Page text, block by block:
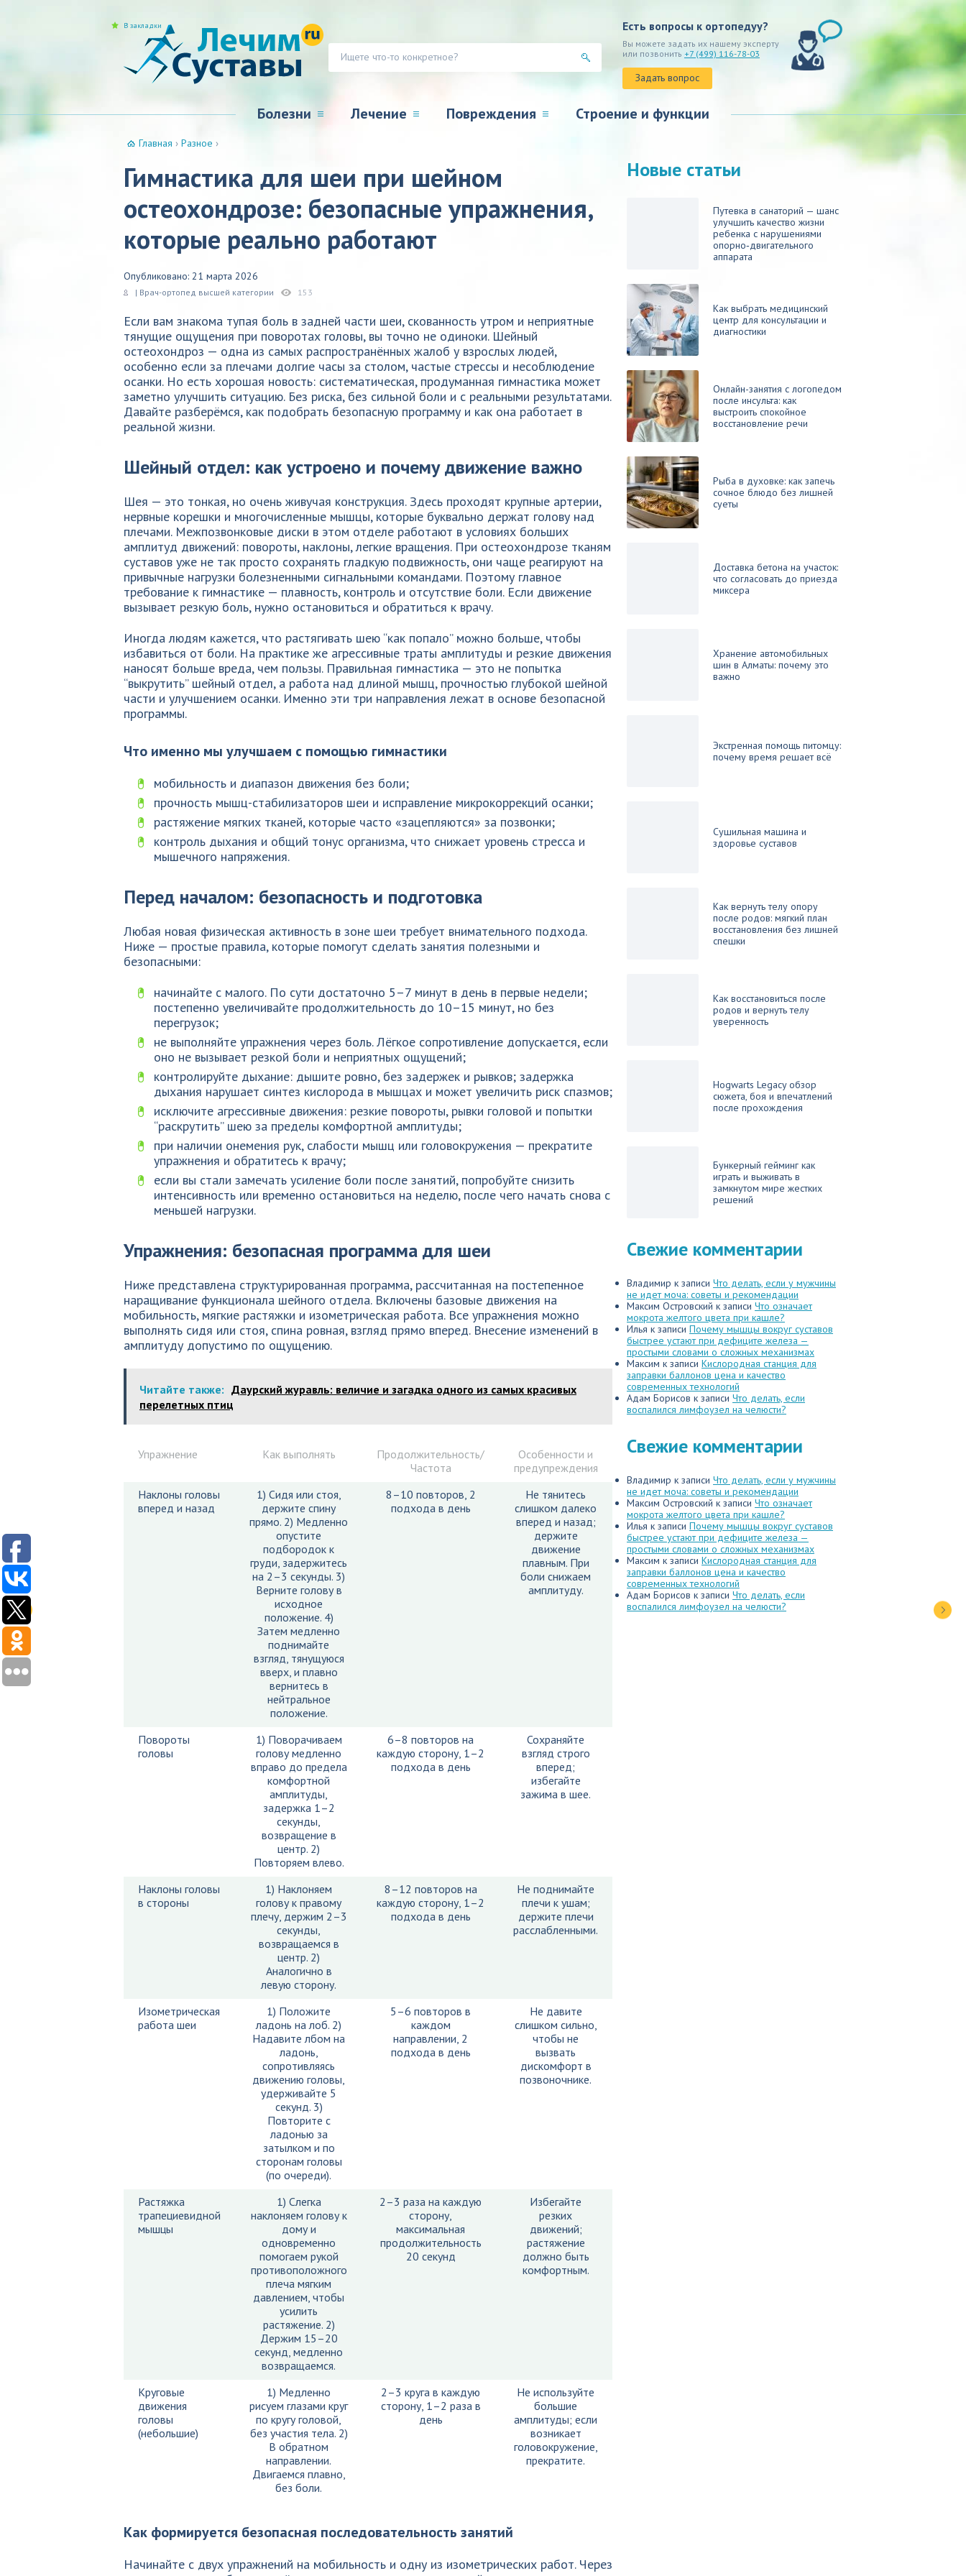
Есть вопросы к ортопедуу?
Вы можете задать их нашему эксперту
или позвонить +7 (499) 116-78-03
Задать вопрос
Болезни Лечение Повреждения Строение и функции
В закладки
Главная › Разное ›
Гимнастика для шеи при шейном
остеохондрозе: безопасные упражнения,
которые реально работают
Опубликовано: 21 марта 2026
| Врач-ортопед высшей категории 153
Если вам знакома тупая боль в задней части шеи, скованность утром и неприятные
тянущие ощущения при поворотах головы, вы точно не одиноки. Шейный
остеохондроз — одна из самых распространённых жалоб у взрослых людей,
особенно если за плечами долгие часы за столом, частые стрессы и несоблюдение
осанки. Но есть хорошая новость: систематическая, продуманная гимнастика может
заметно улучшить ситуацию. Без риска, без сильной боли и с реальными результатами.
Давайте разберёмся, как подобрать безопасную программу и как она работает в
реальной жизни.
Шейный отдел: как устроено и почему движение важно
Шея — это тонкая, но очень живучая конструкция. Здесь проходят крупные артерии,
нервные корешки и многочисленные мышцы, которые буквально держат голову над
плечами. Межпозвонковые диски в этом отделе работают в условиях больших
амплитуд движений: повороты, наклоны, легкие вращения. При остеохондрозе тканям
суставов уже не так просто сохранять гладкую подвижность, они чаще реагируют на
привычные нагрузки болезненными сигнальными командами. Поэтому главное
требование к гимнастике — плавность, контроль и отсутствие боли. Если движение
вызывает резкую боль, нужно остановиться и обратиться к врачу.
Иногда людям кажется, что растягивать шею “как попало” можно больше, чтобы
избавиться от боли. На практике же агрессивные траты амплитуды и резкие движения
наносят больше вреда, чем пользы. Правильная гимнастика — это не попытка
“выкрутить” шейный отдел, а работа над длиной мышц, прочностью глубокой шейной
части и улучшением осанки. Именно эти три направления лежат в основе безопасной
программы.
Что именно мы улучшаем с помощью гимнастики
мобильность и диапазон движения без боли;
прочность мышц-стабилизаторов шеи и исправление микрокоррекций осанки;
растяжение мягких тканей, которые часто «зацепляются» за позвонки;
контроль дыхания и общий тонус организма, что снижает уровень стресса и
мышечного напряжения.
Перед началом: безопасность и подготовка
Любая новая физическая активность в зоне шеи требует внимательного подхода.
Ниже — простые правила, которые помогут сделать занятия полезными и
безопасными:
начинайте с малого. По сути достаточно 5–7 минут в день в первые недели;
постепенно увеличивайте продолжительность до 10–15 минут, но без
перегрузок;
не выполняйте упражнения через боль. Лёгкое сопротивление допускается, если
оно не вызывает резкой боли и неприятных ощущений;
контролируйте дыхание: дышите ровно, без задержек и рывков; задержка
дыхания нарушает синтез кислорода в мышцах и может увеличить риск спазмов;
исключите агрессивные движения: резкие повороты, рывки головой и попытки
“раскрутить” шею за пределы комфортной амплитуды;
при наличии онемения рук, слабости мышц или головокружения — прекратите
упражнения и обратитесь к врачу;
если вы стали замечать усиление боли после занятий, попробуйте снизить
интенсивность или временно остановиться на неделю, после чего начать снова с
меньшей нагрузки.
Упражнения: безопасная программа для шеи
Ниже представлена структурированная программа, рассчитанная на постепенное
наращивание функционала шейного отдела. Включены базовые движения на
мобильность, мягкие растяжки и изометрическая работа. Все упражнения можно
выполнять сидя или стоя, спина ровная, взгляд прямо вперед. Внесение изменений в
амплитуду допустимо по ощущению.
Читайте также: Даурский журавль: величие и загадка одного из самых красивых
перелетных птиц
Упражнение Как выполнять
Продолжительность/
Частота
Особенности и
предупреждения
Наклоны головы
вперед и назад
1) Сидя или стоя,
держите спину
прямо. 2) Медленно
опустите
подбородок к
груди, задержитесь
на 2–3 секунды. 3)
Верните голову в
исходное
положение. 4)
Затем медленно
поднимайте
взгляд, тянущуюся
вверх, и плавно
вернитесь в
нейтральное
положение.
8–10 повторов, 2
подхода в день
Не тянитесь
слишком далеко
вперед и назад;
держите
движение
плавным. При
боли снижаем
амплитуду.
Повороты
головы
1) Поворачиваем
голову медленно
вправо до предела
комфортной
амплитуды,
задержка 1–2
секунды,
возвращение в
центр. 2)
Повторяем влево.
6–8 повторов на
каждую сторону, 1–2
подхода в день
Сохраняйте
взгляд строго
вперед;
избегайте
зажима в шее.
Наклоны головы
в стороны
1) Наклоняем
голову к правому
плечу, держим 2–3
секунды,
возвращаемся в
центр. 2)
Аналогично в
левую сторону.
8–12 повторов на
каждую сторону, 1–2
подхода в день
Не поднимайте
плечи к ушам;
держите плечи
расслабленными.
Изометрическая
работа шеи
1) Положите
ладонь на лоб. 2)
Надавите лбом на
ладонь,
сопротивляясь
движению головы,
удерживайте 5
секунд. 3)
Повторите с
ладонью за
затылком и по
сторонам головы
(по очереди).
5–6 повторов в
каждом
направлении, 2
подхода в день
Не давите
слишком сильно,
чтобы не
вызвать
дискомфорт в
позвоночнике.
Растяжка
трапециевидной
мышцы
1) Слегка
наклоняем голову к
дому и
одновременно
помогаем рукой
противоположного
плеча мягким
давлением, чтобы
усилить
растяжение. 2)
Держим 15–20
секунд, медленно
возвращаемся.
2–3 раза на каждую
сторону,
максимальная
продолжительность
20 секунд
Избегайте
резких
движений;
растяжение
должно быть
комфортным.
Круговые
движения
головы
(небольшие)
1) Медленно
рисуем глазами круг
по кругу головой,
без участия тела. 2)
В обратном
направлении.
Двигаемся плавно,
без боли.
2–3 круга в каждую
сторону, 1–2 раза в
день
Не используйте
большие
амплитуды; если
возникает
головокружение,
прекратите.
Как формируется безопасная последовательность занятий
Начинайте с двух упражнений на мобильность и одну из изометрических работ. Через
Новые статьи
Путевка в санаторий — шанс
улучшить качество жизни
ребенка с нарушениями
опорно‑двигательного
аппарата
Как выбрать медицинский
центр для консультации и
диагностики
Онлайн-занятия с логопедом
после инсульта: как
выстроить спокойное
восстановление речи
Рыба в духовке: как запечь
сочное блюдо без лишней
суеты
Доставка бетона на участок:
что согласовать до приезда
миксера
Хранение автомобильных
шин в Алматы: почему это
важно
Экстренная помощь питомцу:
почему время решает всё
Сушильная машина и
здоровье суставов
Как вернуть телу опору
после родов: мягкий план
восстановления без лишней
спешки
Как восстановиться после
родов и вернуть телу
уверенность
Hogwarts Legacy обзор
сюжета, боя и впечатлений
после прохождения
Бункерный гейминг как
играть и выживать в
замкнутом мире жестких
решений
Свежие комментарии
Владимир к записи Что делать, если у мужчины
не идет моча: советы и рекомендации
Максим Островский к записи Что означает
мокрота желтого цвета при кашле?
Илья к записи Почему мышцы вокруг суставов
быстрее устают при дефиците железа —
простыми словами о сложных механизмах
Максим к записи Кислородная станция для
заправки баллонов цена и качество
современных технологий
Адам Борисов к записи Что делать, если
воспалился лимфоузел на челюсти?
Свежие комментарии
Владимир к записи Что делать, если у мужчины
не идет моча: советы и рекомендации
Максим Островский к записи Что означает
мокрота желтого цвета при кашле?
Илья к записи Почему мышцы вокруг суставов
быстрее устают при дефиците железа —
простыми словами о сложных механизмах
Максим к записи Кислородная станция для
заправки баллонов цена и качество
современных технологий
Адам Борисов к записи Что делать, если
воспалился лимфоузел на челюсти?